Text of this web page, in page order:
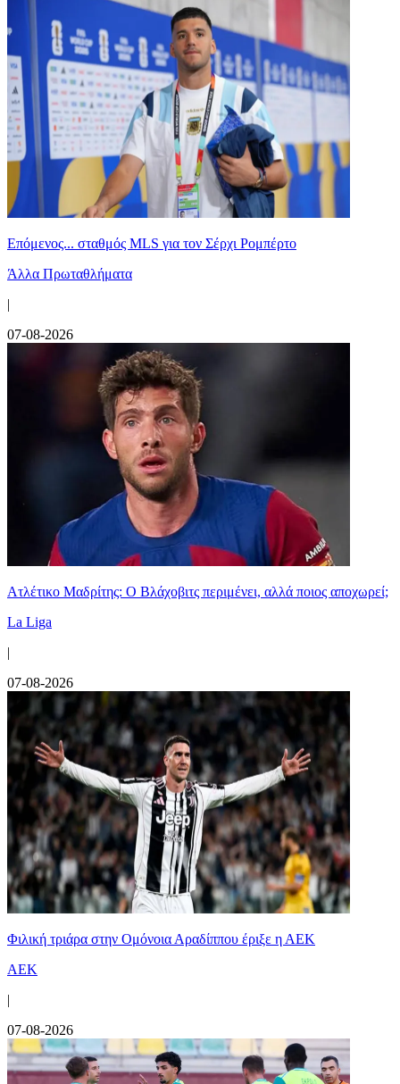
Επόμενος... σταθμός MLS για τον Σέρχι Ρομπέρτο
Άλλα Πρωταθλήματα
|
07-08-2026
Ατλέτικο Μαδρίτης: Ο Βλάχοβιτς περιμένει, αλλά ποιος αποχωρεί;
La Liga
|
07-08-2026
Φιλική τριάρα στην Ομόνοια Αραδίππου έριξε η ΑΕΚ
ΑΕΚ
|
07-08-2026